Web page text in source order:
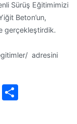
Sürüş Eğitimimizi
Beton’un,
gerçekleştirdik.
adresini